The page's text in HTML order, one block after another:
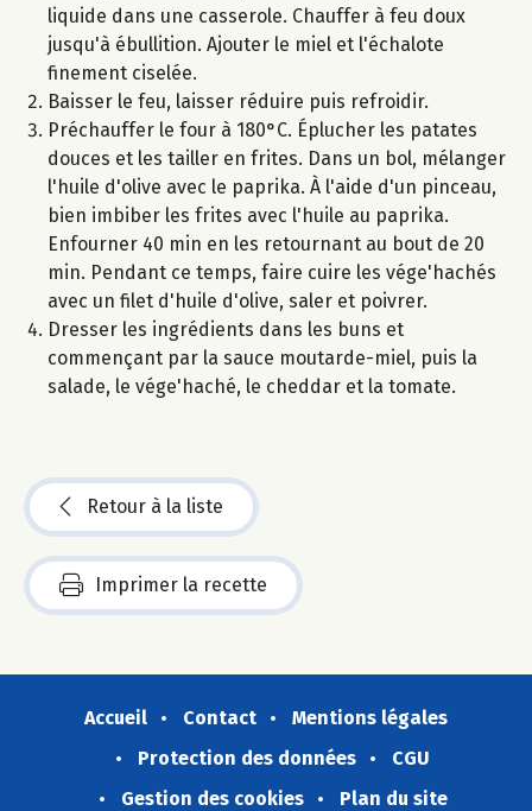
liquide dans une casserole. Chauffer à feu doux
jusqu'à ébullition. Ajouter le miel et l'échalote
finement ciselée.
Baisser le feu, laisser réduire puis refroidir.
Préchauffer le four à 180°C. Éplucher les patates
douces et les tailler en frites. Dans un bol, mélanger
l'huile d'olive avec le paprika. À l'aide d'un pinceau,
bien imbiber les frites avec l'huile au paprika.
Enfourner 40 min en les retournant au bout de 20
min. Pendant ce temps, faire cuire les vége'hachés
avec un filet d'huile d'olive, saler et poivrer.
Dresser les ingrédients dans les buns et
commençant par la sauce moutarde-miel, puis la
salade, le vége'haché, le cheddar et la tomate.
Retour à la liste
Imprimer la recette
Accueil Contact
Mentions légales
Protection des données
CGU
Gestion des cookies
Plan du site